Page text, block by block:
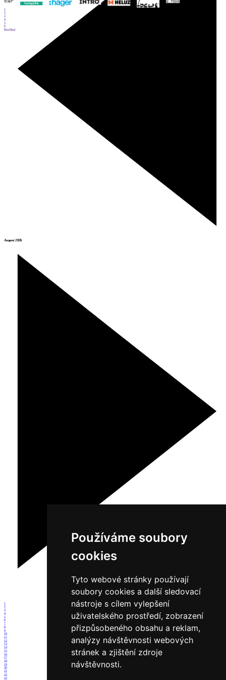
Používáme soubory
cookies
Tyto webové stránky používají
soubory cookies a další sledovací
nástroje s cílem vylepšení
uživatelského prostředí, zobrazení
přizpůsobeného obsahu a reklam,
analýzy návštěvnosti webových
stránek a zjištění zdroje
návštěvnosti.
August 2026
1
2
3
4
5
6
7
8
9
10
11
12
13
14
15
16
17
18
19
20
21
22
23
1
2
3
4
5
6
PrevNext